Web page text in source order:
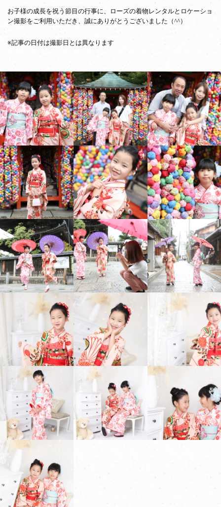
お子様の成長を祝う節目の行事に、ローズの着物レンタルとロケーショ
ン撮影をご利用いただき、誠にありがとうございました（^^）
※記事の日付は撮影日とは異なります